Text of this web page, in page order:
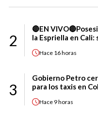
2
🔴EN
la Espriella en Cali:
Hace 16 horas
3
Gobierno Petro
para los taxis en
Hace 9 horas